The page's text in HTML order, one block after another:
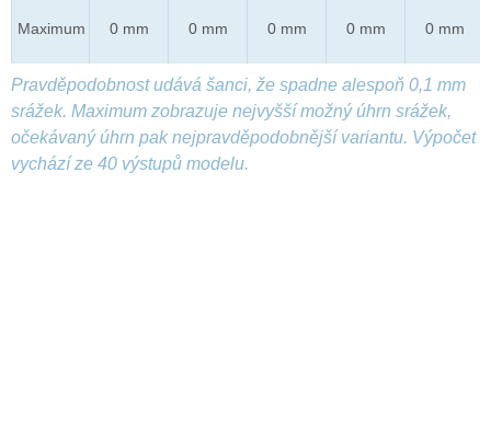
Maximum 0 mm 0 mm 0 mm 0 mm 0 mm
Pravděpodobnost udává šanci, že spadne alespoň 0,1 mm
srážek. Maximum zobrazuje nejvyšší možný úhrn srážek,
očekávaný úhrn pak nejpravděpodobnější variantu. Výpočet
vychází ze 40 výstupů modelu.